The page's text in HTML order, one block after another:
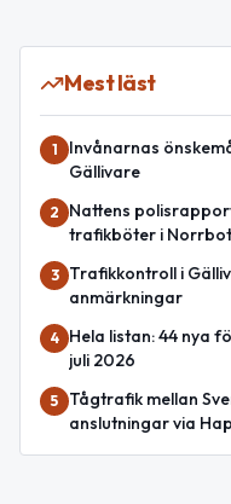
Mest läst
1
Invånarnas
Gällivare
2
Nattens
trafikböter i
3
Trafikkontroll i
anmärkningar
4
Hela listan: 44 nya
juli 2026
5
Tågtrafik mellan
anslutningar via